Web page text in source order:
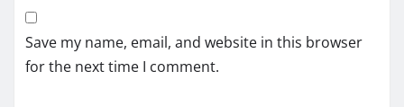
Save my name, email, and website in this browser
for the next time I comment.